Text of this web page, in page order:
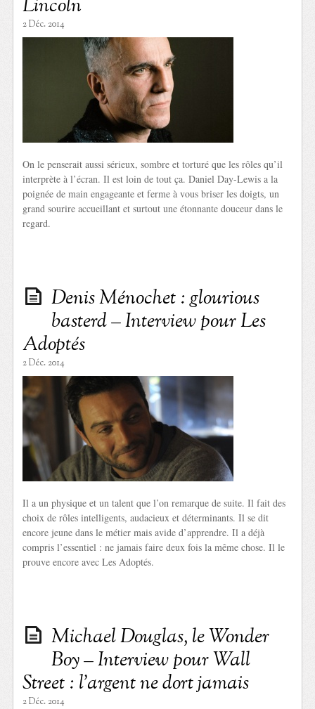
Lincoln
2 Déc. 2014
On le penserait aussi sérieux, sombre et torturé que les rôles qu’il
interprète à l’écran. Il est loin de tout ça. Daniel Day-Lewis a la
poignée de main engageante et ferme à vous briser les doigts, un
grand sourire accueillant et surtout une étonnante douceur dans le
regard.
Denis Ménochet : glourious
basterd – Interview pour Les
Adoptés
2 Déc. 2014
Il a un physique et un talent que l’on remarque de suite. Il fait des
choix de rôles intelligents, audacieux et déterminants. Il se dit
encore jeune dans le métier mais avide d’apprendre. Il a déjà
compris l’essentiel : ne jamais faire deux fois la même chose. Il le
prouve encore avec Les Adoptés.
Michael Douglas, le Wonder
Boy – Interview pour Wall
Street : l’argent ne dort jamais
2 Déc. 2014